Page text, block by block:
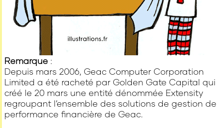
Remarque:
Depuis mars 2006, Geac Computer Corporation
Limited a été racheté par Golden Gate Capital
créé le 20 mars une entité dénommée Extensity
regroupant l’ensemble des solutions de gestion
performance financière de Geac.